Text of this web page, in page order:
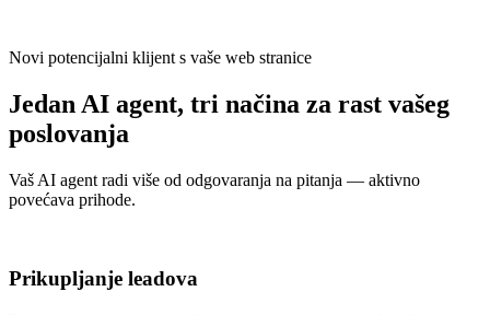
Novi potencijalni klijent s vaše web stranice
Jedan AI agent, tri načina za rast vašeg
poslovanja
Vaš AI agent radi više od odgovaranja na pitanja — aktivno
povećava prihode.
Prikupljanje leadova